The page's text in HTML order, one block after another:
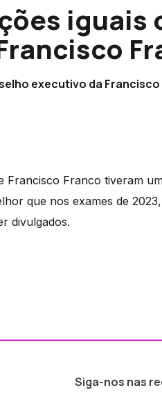
iguais
executivo da
Francisco Franco tiveram
que nos exames de
divulgados.
Siga-nos nas